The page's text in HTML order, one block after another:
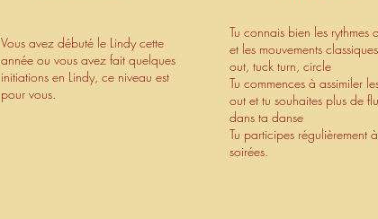
Vous avez débuté le Lindy cette
année ou vous avez fait quelques
initiations en Lindy, ce niveau est
pour vous.
Tu connais bien les rythmes
et les mouvements
out, tuck turn, circle
Tu commences à assimiler
out et tu souhaites plus de
dans ta danse
Tu participes régulièrement
soirées.